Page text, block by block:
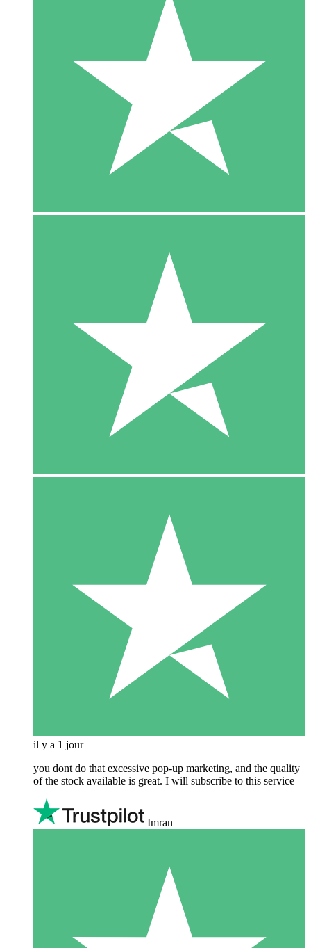
il y a 1 jour
you dont do that excessive pop-up marketing, and the quality
of the stock available is great. I will subscribe to this service
Imran